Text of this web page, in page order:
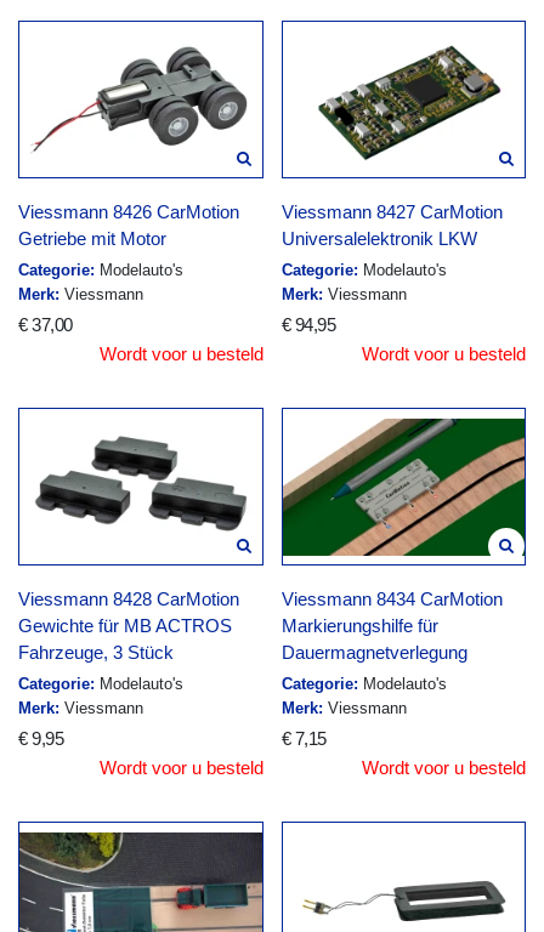
Viessmann 8426 CarMotion
Getriebe mit Motor
Categorie: Modelauto's
Merk: Viessmann
€ 37,00
Wordt voor u besteld
Viessmann 8427 CarMotion
Universalelektronik LKW
Categorie: Modelauto's
Merk: Viessmann
€ 94,95
Wordt voor u besteld
Viessmann 8428 CarMotion
Gewichte für MB ACTROS
Fahrzeuge, 3 Stück
Categorie: Modelauto's
Merk: Viessmann
€ 9,95
Wordt voor u besteld
Viessmann 8434 CarMotion
Markierungshilfe für
Dauermagnetverlegung
Categorie: Modelauto's
Merk: Viessmann
€ 7,15
Wordt voor u besteld